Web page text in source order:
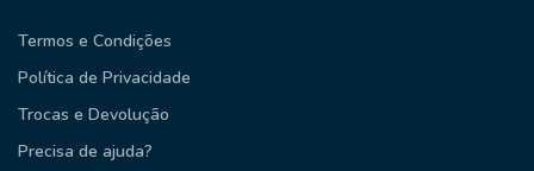
Termos e Condições
Política de Privacidade
Trocas e Devolução
Precisa de ajuda?